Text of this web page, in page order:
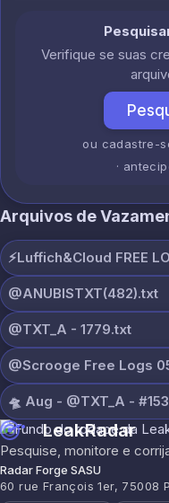
Verifique se suas
ou cadastre-
·
Arquivos de
⚡️Luffich&Cloud FREE
@ANUBISTXT(482).txt
@TXT_A - 1779.txt
🛸 Aug - @TXT_A -
LeakRadar
Pesquise, monitore e
Radar Forge SASU
60 rue François 1er, 75008